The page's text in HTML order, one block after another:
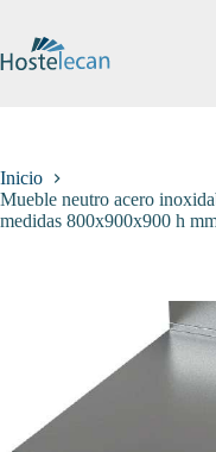
contenido
Inicio
Mueble neutro acero
medidas 800x900x900 h